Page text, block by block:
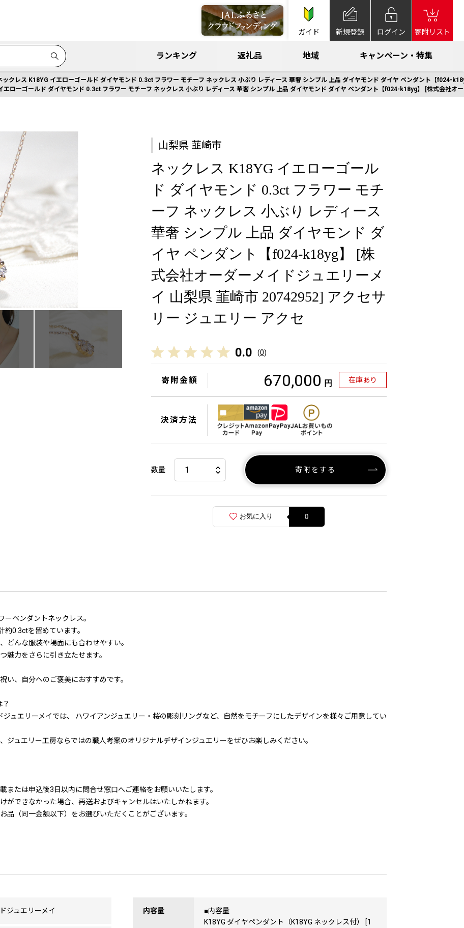
ガイド 新規登録 ログイン 寄附リスト
ランキング 返礼品 地域 キャンペーン・特集
ックレス K18YG イエローゴールド ダイヤモンド 0.3ct フラワー モチーフ ネックレス 小ぶり レディース 華奢 シンプル 上品 ダイヤモンド ダイヤ ペンダント【f024-
エローゴールド ダイヤモンド 0.3ct フラワー モチーフ ネックレス 小ぶり レディース 華奢 シンプル 上品 ダイヤモンド ダイヤ ペンダント【f024-k18yg】 [株式会社オ
山梨県 韮崎市
ネックレス K18YG イエローゴール
ド ダイヤモンド 0.3ct フラワー モチ
ーフ ネックレス 小ぶり レディース
華奢 シンプル 上品 ダイヤモンド ダ
イヤ ペンダント【f024-k18yg】 [株
式会社オーダーメイドジュエリーメ
イ 山梨県 韮崎市 20742952] アクセサ
リー ジュエリー アクセ
0.0 (0)
寄附金額 670,000 円 在庫あり
決済方法
数量 寄附をする
お気に入り 0
ペンダントネックレス。
0.3ctを留めています。
どんな服装や場面にも合わせやすい。
魅力をさらに引き立たせます。
い、自分へのご褒美におすすめです。
ュエリーメイでは、 ハワイアンジュエリー・桜の彫刻リングなど、自然をモチーフにしたデザインを様々ご用意してい
ジュエリー工房ならではの職人考案のオリジナルデザインジュエリーをぜひお楽しみください。
または申込後3日以内に問合せ窓口へご連絡をお願いいたします。
ができなかった場合、再送およびキャンセルはいたしかねます。
品（同一金額以下）をお選びいただくことがございます。
ジュエリーメイ 内容量
■内容量
K18YG ダイヤペンダント（K18YG ネックレス付） [1